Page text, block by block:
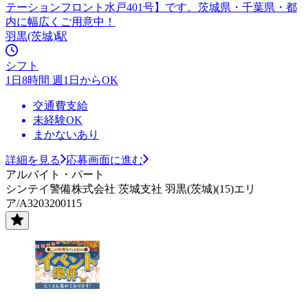
テーションフロント水戸401号】です。茨城県・千葉県・都
内に幅広くご用意中！
羽黒(茨城)駅
シフト
1日8時間 週1日からOK
交通費支給
未経験OK
まかないあり
詳細を見る
応募画面に進む
アルバイト・パート
シンテイ警備株式会社 茨城支社 羽黒(茨城)(15)エリ
ア/A3203200115